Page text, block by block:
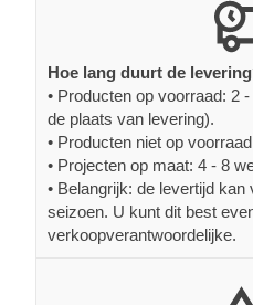
Hoe lang duurt de
• Producten op voorraad: 2
de plaats van levering).
• Producten niet op
• Projecten op maat: 4 - 8
• Belangrijk: de levertijd
seizoen. U kunt dit best
verkoopverantwoordelijke.